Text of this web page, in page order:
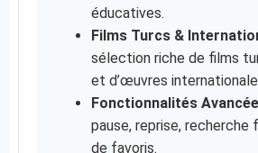
éducatives.
Films Turcs &
sélection riche de films
et d’œuvres
Fonctionnalités
pause, reprise,
de favoris.